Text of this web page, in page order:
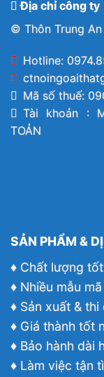
Địa chỉ công ty
© Thôn Trung An
Hotline:
Mã số thuế:
Tài khoản :
TOẢN
SẢN PHẨM &
♦ Chất lượng
♦ Nhiều mẫu
♦ Sản xuất &
♦ Giá thành tốt
♦ Bảo hành dài
♦ Làm việc tận